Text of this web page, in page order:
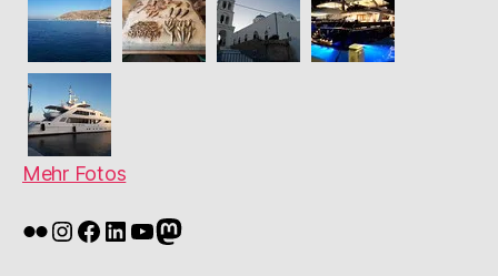
Mehr Fotos
Flickr
Instagram
Facebook
LinkedIn
YouTube
Mastodon